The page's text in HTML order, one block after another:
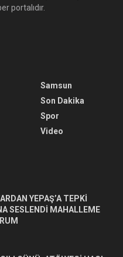
portalıdır.
Samsun
Son Dakika
Spor
Video
YEPAŞ’A TEPKİ
SESLENDİ MAHALLEME